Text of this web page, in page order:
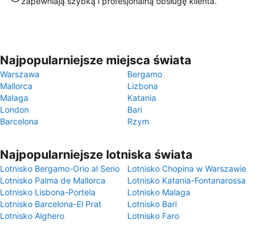
Najpopularniejsze miejsca świata
Warszawa
Bergamo
Mallorca
Lizbona
Malaga
Katania
London
Bari
Barcelona
Rzym
Najpopularniejsze lotniska świata
Lotnisko Bergamo-Orio al Serio
Lotnisko Chopina w Warszawie
Lotnisko Palma de Mallorca
Lotnisko Katania-Fontanarossa
Lotnisko Lisbona-Portela
Lotnisko Malaga
Lotnisko Barcelona-El Prat
Lotnisko Bari
Lotnisko Alghero
Lotnisko Faro